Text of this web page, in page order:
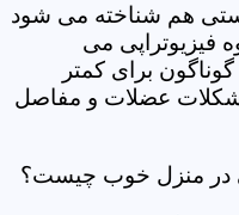
هم شناخته می شود
فیزیوتراپی می
برای کمتر
عضلات و مفاصل
در منزل خوب چیست؟